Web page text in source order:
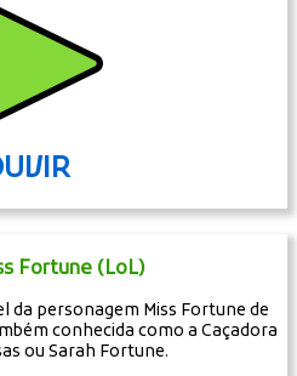
Fortune (LoL)
da personagem Miss Fortune de
conhecida como a Caçadora
ou Sarah Fortune.